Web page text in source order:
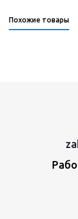
Похожие товары